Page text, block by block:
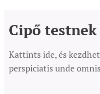
Cipő
Kattints ide, és
perspiciatis unde